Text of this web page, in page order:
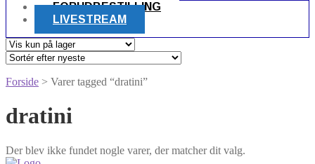
FORUDBESTILLING
LIVESTREAM
Forside > Varer tagged “dratini”
dratini
Der blev ikke fundet nogle varer, der matcher dit valg.